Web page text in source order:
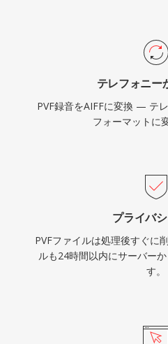
て、AIFFは録音業界全体
テレフォニー
PVF録音をAIFFに変換 — テ
フォーマットに
プライバ
PVFファイルは処理後すぐに
ルも24時間以内にサーバー
す。